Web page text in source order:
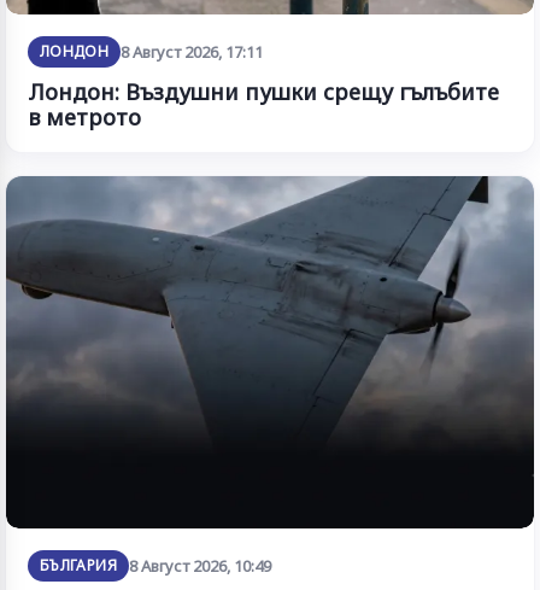
ЛОНДОН 8 Август 2026, 17:11
Лондон: Въздушни пушки срещу гълъбите
в метрото
БЪЛГАРИЯ 8 Август 2026, 10:49